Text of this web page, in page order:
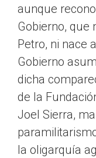
aunque
Gobierno, que
Petro, ni nace
Gobierno
dicha
de la
Joel Sierra,
la oligarquía